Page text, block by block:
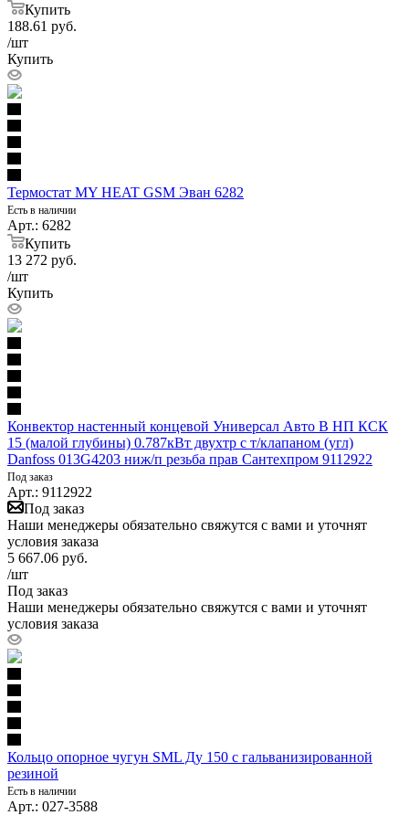
Купить
188.61 руб.
/шт
Купить
Термостат MY HEAT GSM Эван 6282
Есть в наличии
Арт.: 6282
Купить
13 272 руб.
/шт
Купить
Конвектор настенный концевой Универсал Авто В НП КСК
15 (малой глубины) 0.787кВт двухтр с т/клапаном (угл)
Danfoss 013G4203 ниж/п резьба прав Сантехпром 9112922
Под заказ
Арт.: 9112922
Под заказ
Наши менеджеры обязательно свяжутся с вами и уточнят
условия заказа
5 667.06 руб.
/шт
Под заказ
Наши менеджеры обязательно свяжутся с вами и уточнят
условия заказа
Кольцо опорное чугун SML Ду 150 с гальванизированной
резиной
Есть в наличии
Арт.: 027-3588